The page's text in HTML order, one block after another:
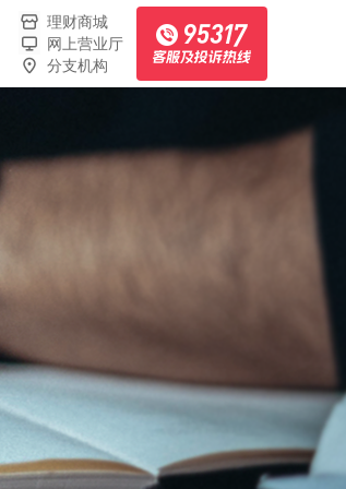
理财商城
网上营业厅
分支机构